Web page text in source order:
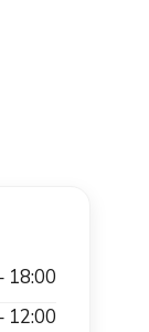
18:00
12:00